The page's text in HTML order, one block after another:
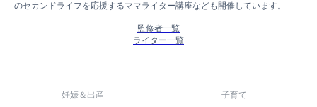
のセカンドライフを応援するママライター講座なども開催しています。
監修者一覧
ライター一覧
妊娠＆出産 子育て